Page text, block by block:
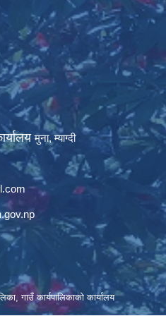
मुना, म्याग्दी
गाउँ कार्यपालिकाको कार्यालय